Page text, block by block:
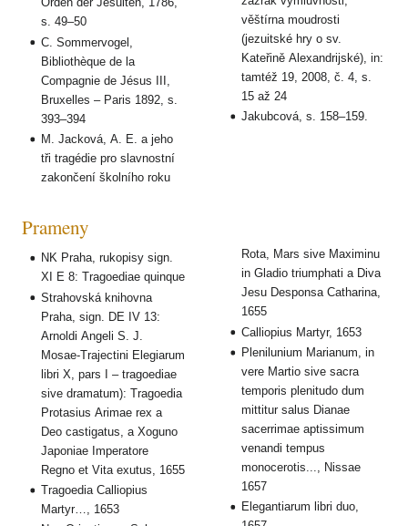
s. 49–50
C. Sommervogel,
Bibliothèque de la
Compagnie de Jésus III,
Bruxelles – Paris 1892, s.
393–394
M. Jacková, A. E. a jeho
tři tragédie pro slavnostní
zakončení školního roku
věštírna moudrosti
(jezuitské hry o sv.
Kateřině Alexandrijské), in:
tamtéž 19, 2008, č. 4, s.
15 až 24
Jakubcová, s. 158–159.
Prameny
NK Praha, rukopisy sign.
XI E 8: Tragoediae quinque
Strahovská knihovna
Praha, sign. DE IV 13:
Arnoldi Angeli S. J.
Mosae-Trajectini Elegiarum
libri X, pars I – tragoediae
sive dramatum): Tragoedia
Protasius Arimae rex a
Deo castigatus, a Xoguno
Japoniae Imperatore
Regno et Vita exutus, 1655
Tragoedia Calliopius
Martyr…, 1653
Rota, Mars sive Maximinu
in Gladio triumphati a Diva
Jesu Desponsa Catharina,
1655
Calliopius Martyr, 1653
Plenilunium Marianum, in
vere Martio sive sacra
temporis plenitudo dum
mittitur salus Dianae
sacerrimae aptissimum
venandi tempus
monocerotis..., Nissae
1657
Elegantiarum libri duo,